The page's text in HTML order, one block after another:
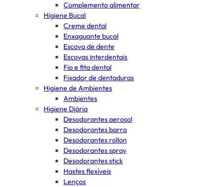
Complemento alimentar
Higiene Bucal
Creme dental
Enxaguante bucal
Escova de dente
Escovas interdentais
Fio e fita dental
Fixador de dentaduras
Higiene de Ambientes
Ambientes
Higiene Diária
Desodorantes aerosol
Desodorantes barra
Desodorantes rollon
Desodorantes spray
Desodorantes stick
Hastes flexíveis
Lenços